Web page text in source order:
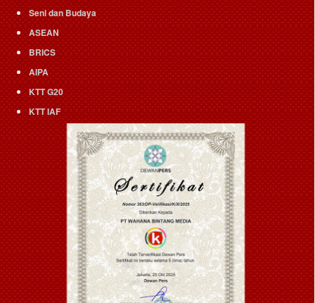
Seni dan Budaya
ASEAN
BRICS
AIPA
KTT G20
KTT IAF